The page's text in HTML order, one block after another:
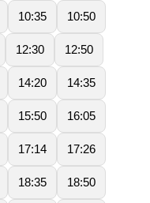
10:35 10:50
12:30 12:50
14:20 14:35
15:50 16:05
17:14 17:26
18:35 18:50